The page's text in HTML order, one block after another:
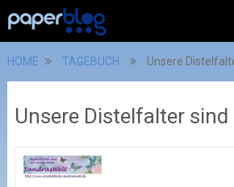
HOME TAGEBUCH Unsere
Unsere Distelfalter